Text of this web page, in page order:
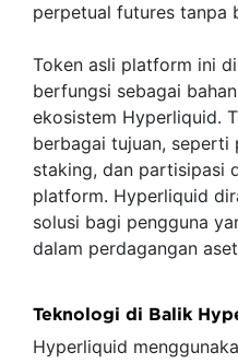
perpetual futures tanpa
Token asli platform ini
berfungsi sebagai
ekosistem Hyperliquid.
berbagai tujuan, seperti
staking, dan partisipasi
platform. Hyperliquid
solusi bagi pengguna
dalam perdagangan
Teknologi di Balik
Hyperliquid